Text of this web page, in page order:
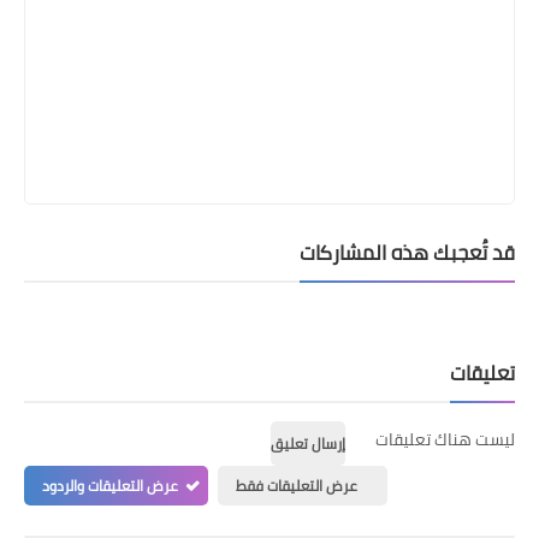
قد تُعجبك هذه المشاركات
تعليقات
ليست هناك تعليقات
إرسال تعليق
عرض التعليقات فقط
عرض التعليقات والردود